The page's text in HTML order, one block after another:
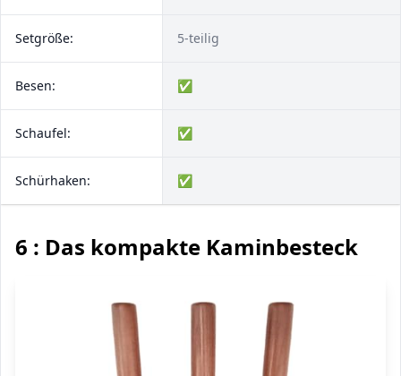
Setgröße: 5-teilig
Besen: ✅
Schaufel: ✅
Schürhaken: ✅
6 : Das kompakte Kaminbesteck